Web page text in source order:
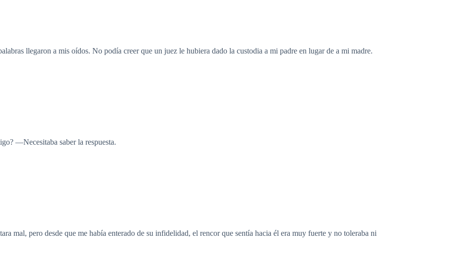
llegaron a mis oídos. No podía creer que un juez le hubiera dado la custodia a mi padre en lugar de a mi madre.
—Necesitaba saber la respuesta.
mal, pero desde que me había enterado de su infidelidad, el rencor que sentía hacia él era muy fuerte y no toleraba ni